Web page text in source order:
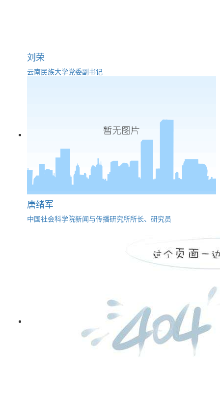
刘荣
云南民族大学党委副书记
唐绪军
中国社会科学院新闻与传播研究所所长、研究员